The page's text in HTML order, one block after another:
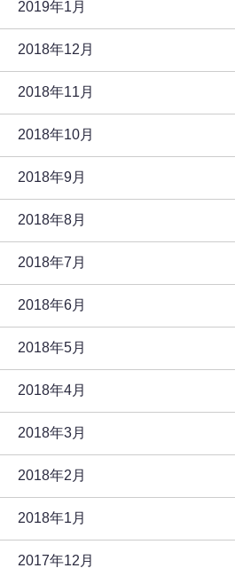
2019年1月
2018年12月
2018年11月
2018年10月
2018年9月
2018年8月
2018年7月
2018年6月
2018年5月
2018年4月
2018年3月
2018年2月
2018年1月
2017年12月